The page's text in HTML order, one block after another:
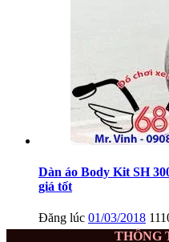
Dàn áo Body Kit SH
giá tốt
Đăng lúc 01/03/2018
THÔNG